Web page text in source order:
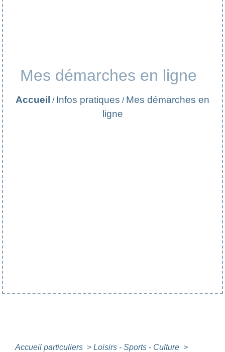
Mes démarches en ligne
Accueil / Infos pratiques / Mes démarches en
ligne
Accueil particuliers > Loisirs - Sports - Culture >